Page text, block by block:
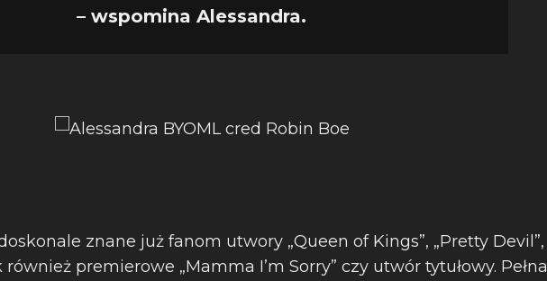
– wspomina Alessandra.
znane już fanom utwory „Queen of Kings”, „Pretty Devil”,
również premierowe „Mamma I’m Sorry” czy utwór tytułowy. Pełna